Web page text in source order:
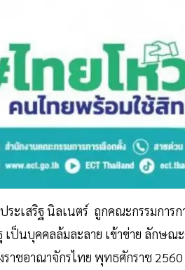
ะเสริฐ นิลเนตร์ ถูกคณะกรรมการ
เป็นบุคคลล้มละลาย เข้าข่าย ลักษ
าชอาณาจักรไทย พุทธศักราช